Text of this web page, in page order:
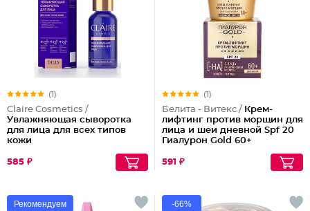
(1)
Claire Cosmetics /
Увлажняющая сыворотка
для лица для всех типов
кожи
585 ₽
(1)
Белита - Витекс / Крем-
лифтинг против морщин для
лица и шеи дневной Spf 20
Гиалурон Gold 60+
591 ₽
Рекомендуем -66%